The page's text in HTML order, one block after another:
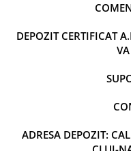
DEPOZIT CERTIFICAT
ADRESA DEPOZIT: